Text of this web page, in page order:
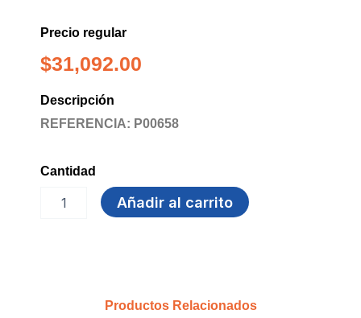
Precio regular
$31,092.00
Descripción
REFERENCIA: P00658
Cantidad
ANILLADO
Añadir al carrito
Productos Relacionados